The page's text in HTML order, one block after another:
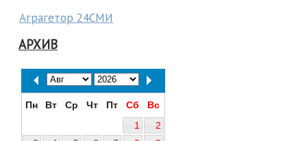
Аграгетор 24СМИ
АРХИВ
Пн Вт Ср Чт Пт Сб
Вс
1
2